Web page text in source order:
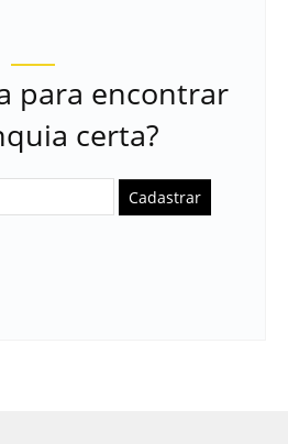
para encontrar
certa?
Cadastrar